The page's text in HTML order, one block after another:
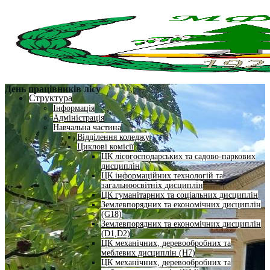
Структура
Інформація
Адміністрація
Навчальна частина
Відділення коледжу
Циклові комісії
ЦК лісогосподарських та садово-паркових
дисциплін
ЦК інформаційних технологій та
загальноосвітніх дисциплін
ЦК гуманітарних та соціальних дисциплін
Землевпорядних та економічних дисциплін
(G18)
Землевпорядних та економічних дисциплін
(D1,D2)
ЦК механічних, деревообробних та
меблевих дисциплін (H7)
ЦК механічних, деревообробних та
День працівників лісу